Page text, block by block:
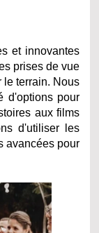
et innovantes
prises de vue
le terrain. Nous
d'options pour
aux films
d'utiliser les
avancées pour